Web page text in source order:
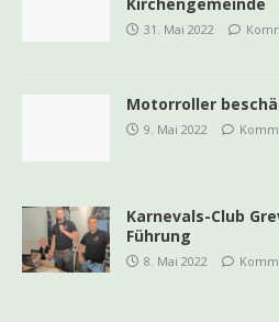
Kirchengemeinde
31. Mai 2022
Motorroller
9. Mai 2022
Karnevals-Club
Führung
8. Mai 2022